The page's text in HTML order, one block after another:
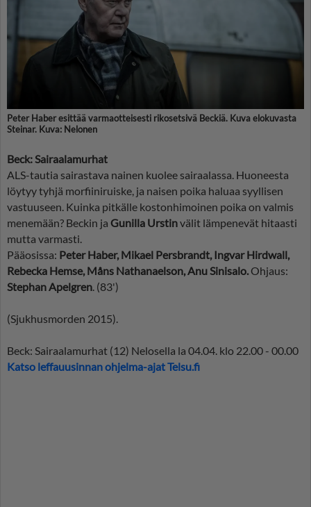
Peter Haber esittää varmaotteisesti rikosetsivä Beckiä. Kuva elokuvasta
Steinar. Kuva: Nelonen
Beck: Sairaalamurhat
ALS-tautia sairastava nainen kuolee sairaalassa. Huoneesta
löytyy tyhjä morfiiniruiske, ja naisen poika haluaa syyllisen
vastuuseen. Kuinka pitkälle kostonhimoinen poika on valmis
menemään? Beckin ja Gunilla Urstinvälit lämpenevät hitaasti
mutta varmasti.
Pääosissa: Peter Haber, Mikael Persbrandt, Ingvar Hirdwall,
Rebecka Hemse, Måns Nathanaelson, Anu Sinisalo.Ohjaus:
Stephan Apelgren. (83')
(Sjukhusmorden 2015).
Beck: Sairaalamurhat (12) Nelosella la 04.04. klo 22.00 - 00.00
Katso leffauusinnan ohjelma-ajat Telsu.fi